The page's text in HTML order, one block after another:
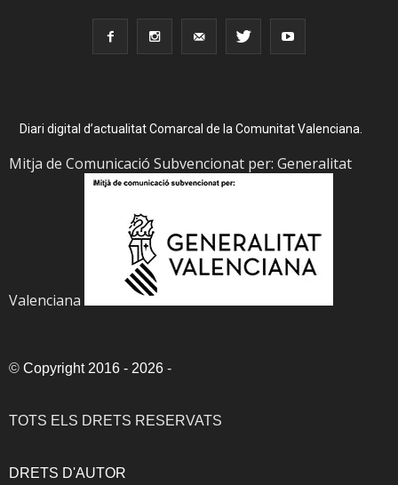
Diari digital d’actualitat Comarcal de la Comunitat Valenciana.
Mitja de Comunicació Subvencionat per: Generalitat
Valenciana
© Copyright 2016 - 2026 -
TOTS ELS DRETS RESERVATS
DRETS D'AUTOR